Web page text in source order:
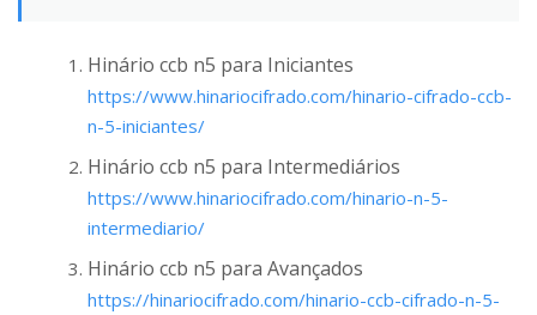
Hinário ccb n5 para Iniciantes
https://www.hinariocifrado.com/hinario-cifrado-ccb-
n-5-iniciantes/
Hinário ccb n5 para Intermediários
https://www.hinariocifrado.com/hinario-n-5-
intermediario/
Hinário ccb n5 para Avançados
https://hinariocifrado.com/hinario-ccb-cifrado-n-5-